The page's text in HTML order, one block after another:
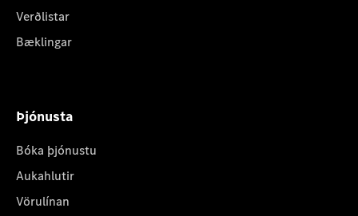
Verðlistar
Bæklingar
Þjónusta
Bóka þjónustu
Aukahlutir
Vörulínan